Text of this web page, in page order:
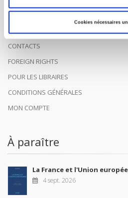
Cookies nécessaires
à la transmission des savoirs et des
CONTACTS
FOREIGN RIGHTS
POUR LES LIBRAIRES
CONDITIONS GÉNÉRALES
MON COMPTE
À paraître
La France et l'Union
4 sept. 2026